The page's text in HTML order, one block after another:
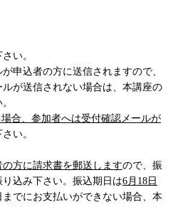
い。
申込者の方に送信されますので、
が送信されない場合は、本講座の
合、参加者へは受付確認メールが
い。
の方に請求書を郵送しますので、振
込み下さい。振込期日は6月18日
でにお支払いができない場合、本